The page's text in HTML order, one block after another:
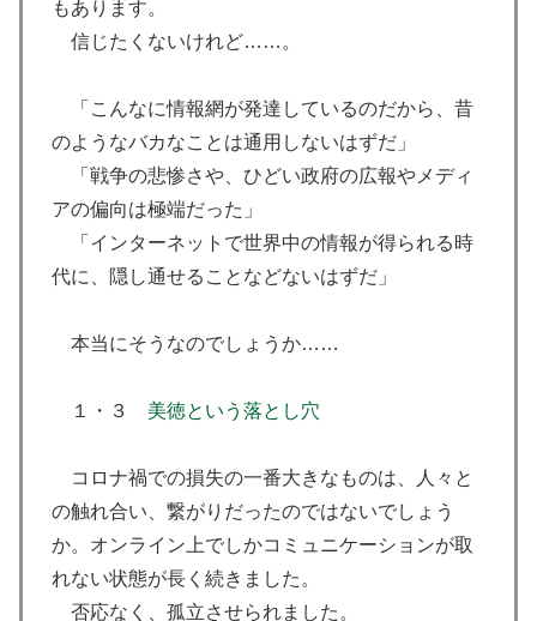
もあります。
信じたくないけれど……。
「こんなに情報網が発達しているのだから、昔
のようなバカなことは通用しないはずだ」
「戦争の悲惨さや、ひどい政府の広報やメディ
アの偏向は極端だった」
「インターネットで世界中の情報が得られる時
代に、隠し通せることなどないはずだ」
本当にそうなのでしょうか……
１・３ 美徳という落とし穴
コロナ禍での損失の一番大きなものは、人々と
の触れ合い、繋がりだったのではないでしょう
か。オンライン上でしかコミュニケーションが取
れない状態が長く続きました。
否応なく、孤立させられました。